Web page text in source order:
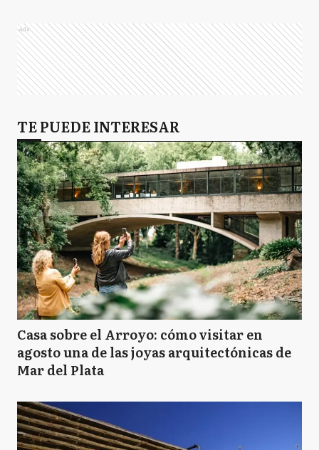
Ads
TE PUEDE INTERESAR
Casa sobre el Arroyo: cómo visitar en
agosto una de las joyas arquitectónicas de
Mar del Plata